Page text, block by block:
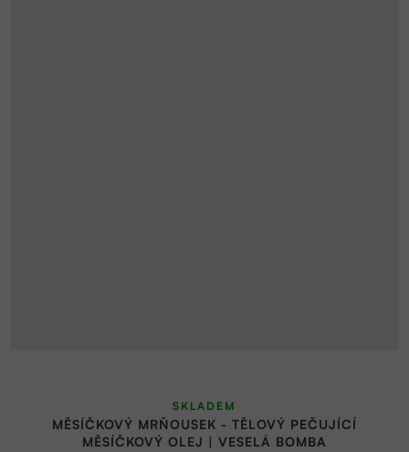
MĚSÍČKOVÝ MRŇOUSEK - TĚLOVÝ PEČUJÍCÍ
MĚSÍČKOVÝ OLEJ | VESELÁ BOMBA
SKLADEM